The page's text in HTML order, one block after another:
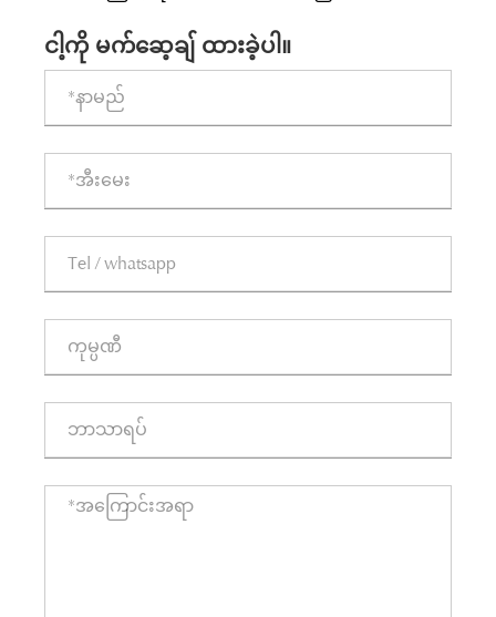
အတွက် မရှိမဖြစ်လိုအပ်လာရခြင်းဖြစ်ပါသည်။
ငါ့ကို မက်ဆေ့ချ် ထားခဲ့ပါ။